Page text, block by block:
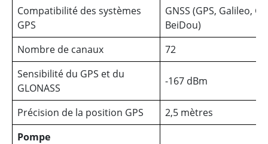
Compatibilité des systèmes
GPS
GNSS (GPS, Galileo,
BeiDou)
Nombre de canaux
72
Sensibilité du GPS et du
GLONASS
-167 dBm
Précision de la position GPS
2,5 mètres
Pompe